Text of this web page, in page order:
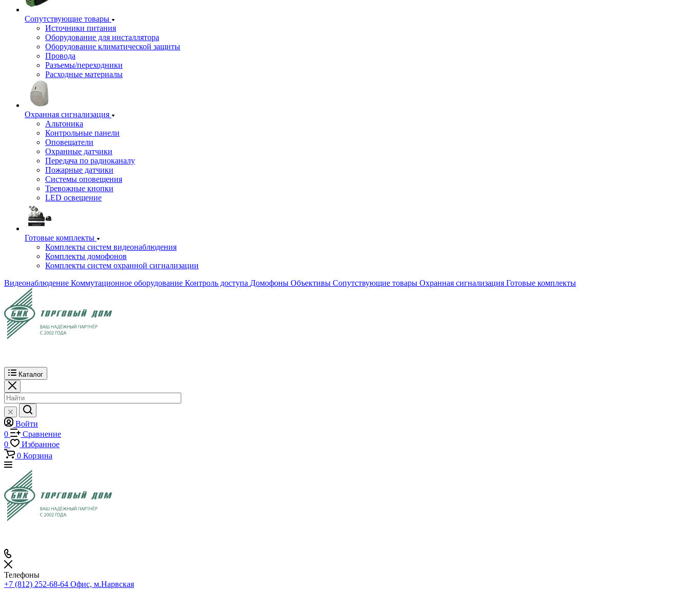
Сопутствующие товары
Источники питания
Оборудование для инсталлятора
Оборудование климатической защиты
Провода
Разъемы/переходники
Расходные материалы
Охранная сигнализация
Альтоника
Контрольные панели
Оповещатели
Охранные датчики
Передача по радиоканалу
Пожарные датчики
Системы оповещения
Тревожные кнопки
LED освещение
Готовые комплекты
Комплекты систем видеонаблюдения
Комплекты домофонов
Комплекты систем охранной сигнализации
Видеонаблюдение Коммутационное оборудование Контроль доступа Домофоны Объективы Сопутствующие товары Охранная сигнализация Готовые комплекты
Каталог
Войти
0
Сравнение
0
Избранное
0 Корзина
Телефоны
+7 (812) 252-68-64 Офис, м.Нарвская